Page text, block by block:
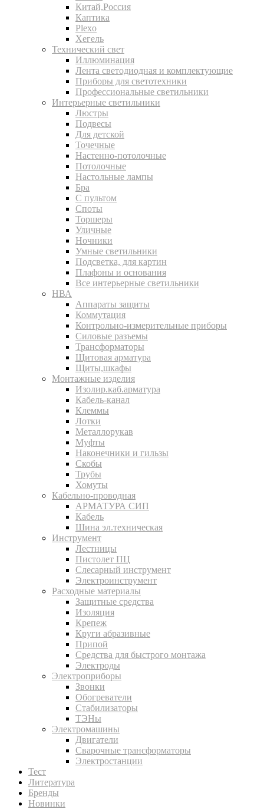
Китай,Россия
Каптика
Plexo
Хегель
Технический свет
Иллюминация
Лента светодиодная и комплектующие
Приборы для светотехники
Профессиональные светильники
Интерьерные светильники
Люстры
Подвесы
Для детской
Точечные
Настенно-потолочные
Потолочные
Настольные лампы
Бра
С пультом
Споты
Торшеры
Уличные
Ночники
Умные светильники
Подсветка, для картин
Плафоны и основания
Все интерьерные светильники
НВА
Аппараты защиты
Коммутация
Контрольно-измерительные приборы
Силовые разъемы
Трансформаторы
Щитовая арматура
Щиты,шкафы
Монтажные изделия
Изолир.каб.арматура
Кабель-канал
Клеммы
Лотки
Металлорукав
Муфты
Наконечники и гильзы
Скобы
Трубы
Хомуты
Кабельно-проводная
АРМАТУРА СИП
Кабель
Шина эл.техническая
Инструмент
Лестницы
Пистолет ПЦ
Слесарный инструмент
Электроинструмент
Расходные материалы
Защитные средства
Изоляция
Крепеж
Круги абразивные
Припой
Средства для быстрого монтажа
Электроды
Электроприборы
Звонки
Обогреватели
Стабилизаторы
ТЭНы
Электромашины
Двигатели
Сварочные трансформаторы
Электростанции
Тест
Литература
Бренды
Новинки